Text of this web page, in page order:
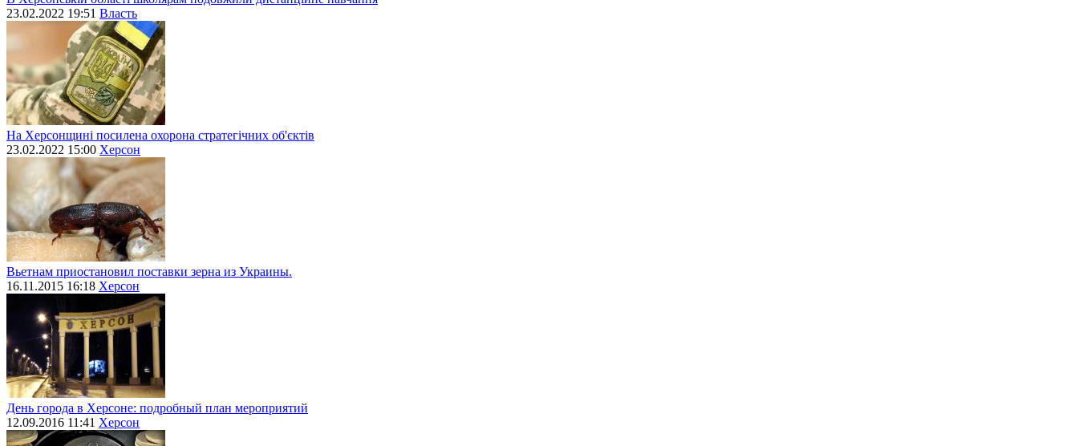
23.02.2022 19:51 Власть
На Херсонщині посилена охорона стратегічних об'єктів
23.02.2022 15:00 Херсон
Вьетнам приостановил поставки зерна из Украины.
16.11.2015 16:18 Херсон
День города в Херсоне: подробный план мероприятий
12.09.2016 11:41 Херсон